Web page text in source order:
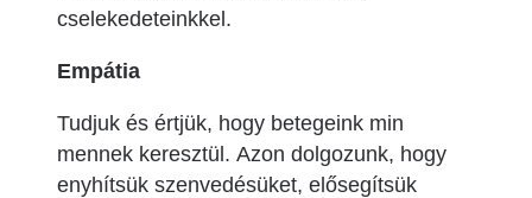
cselekedeteinkkel.
Empátia
Tudjuk és értjük, hogy betegeink min
mennek keresztül. Azon dolgozunk, hogy
enyhítsük szenvedésüket, elősegítsük